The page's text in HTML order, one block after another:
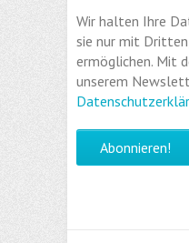
Wir halten Ihre
sie nur mit
ermöglichen. Mit
unserem